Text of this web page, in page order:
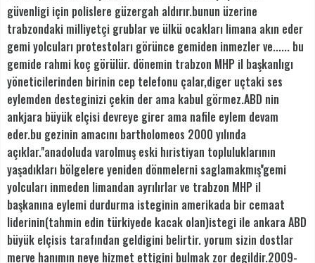
güvenligi için polislere güzergah aldırır.bunun üzerine
trabzondaki milliyetçi grublar ve ülkü ocakları limana akın eder
gemi yolcuları protestoları görünce gemiden inmezler ve...... bu
gemide rahmi koç görülür. dönemin trabzon MHP il başkanlıgı
yöneticilerinden birinin cep telefonu çalar,diger uçtaki ses
eylemden desteginizi çekin der ama kabul görmez.ABD nin
ankjara büyük elçisi devreye girer ama nafile eylem devam
eder.bu gezinin amacını bartholomeos 2000 yılında
açıklar.''anadoluda varolmuş eski hıristiyan topluluklarının
yaşadıkları bölgelere yeniden dönmelerni saglamakmış''gemi
yolcuları inmeden limandan ayrılırlar ve trabzon MHP il
başkanına eylemi durdurma isteginin amerikada bir cemaat
liderinin(tahmin edin türkiyede kacak olan)istegi ile ankara ABD
büyük elçisis tarafından geldigini belirtir. yorum sizin dostlar
merve hanımın neye hizmet ettigini bulmak zor degildir.2009-